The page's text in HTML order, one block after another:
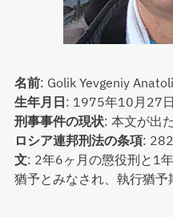
名前: Golik Yevgeniy
生年月日: 1975年10月27日
刑事事件の現状: 本文が出た
ロシア連邦刑法の条項:
文: 2年6ヶ月の懲役刑と1
猶予とみなされ、執行猶予